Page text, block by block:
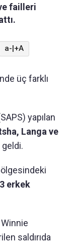
failleri
a- +A
üç farklı
yapılan
Langa ve
3 erkek
saldırıda